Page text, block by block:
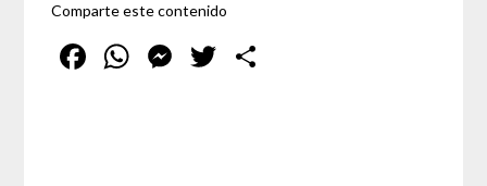
Comparte este contenido
Facebook
WhatsApp
Messenger
Twitter